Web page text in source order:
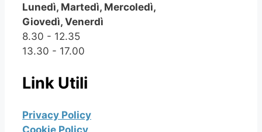
Lunedì, Martedì, Mercoledì,
Giovedì, Venerdì
8.30 - 12.35
13.30 - 17.00
Link Utili
Privacy Policy